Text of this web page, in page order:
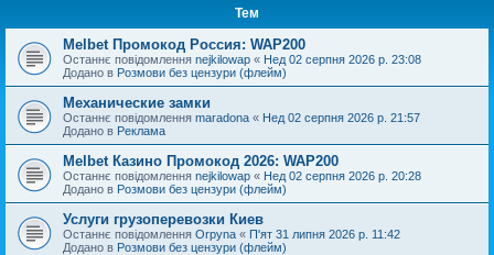
Тем
Melbet Промокод Россия: WAP200
Останнє повідомлення nejkilowap « Нед 02 серпня 2026 р. 23:08
Додано в Розмови без цензури (флейм)
Механические замки
Останнє повідомлення maradona « Нед 02 серпня 2026 р. 21:57
Додано в Реклама
Melbet Казино Промокод 2026: WAP200
Останнє повідомлення nejkilowap « Нед 02 серпня 2026 р. 20:28
Додано в Розмови без цензури (флейм)
Услуги грузоперевозки Киев
Останнє повідомлення Orpyna « П'ят 31 липня 2026 р. 11:42
Додано в Розмови без цензури (флейм)